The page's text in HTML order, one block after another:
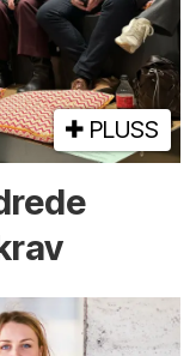
PLUSS